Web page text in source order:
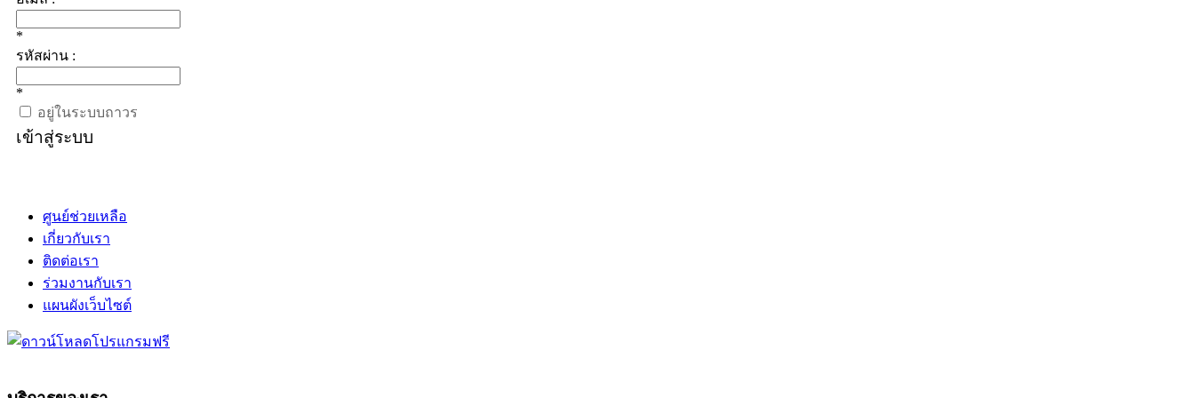
*
รหัสผ่าน :
*
อยู่ในระบบถาวร
เข้าสู่ระบบ
ศูนย์ช่วยเหลือ
เกี่ยวกับเรา
ติดต่อเรา
ร่วมงานกับเรา
แผนผังเว็บไซต์